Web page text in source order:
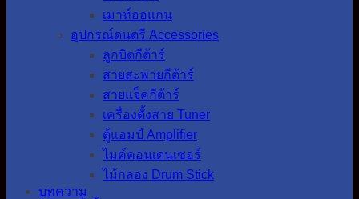
เมาท์ออแกน
อุปกรณ์ดนตรี Accessories
ลูกบิดกีต้าร์
สายสะพายกีต้าร์
สายแจ็คกีต้าร์
เครื่องตั้งสาย Tuner
ตู้แอมป์ Amplifier
ไมค์คอนเดนเซอร์
ไม้กลอง Drum Stick
บทความ